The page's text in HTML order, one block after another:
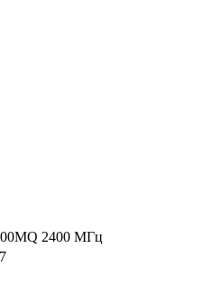
2400 МГц